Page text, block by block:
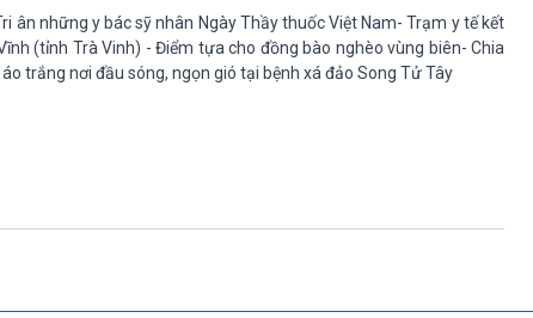
ân những y bác sỹ nhân Ngày Thầy thuốc Việt Nam- Trạm y tế kết
(tỉnh Trà Vinh) - Điểm tựa cho đồng bào nghèo vùng biên- Chia
trắng nơi đầu sóng, ngọn gió tại bệnh xá đảo Song Tử Tây